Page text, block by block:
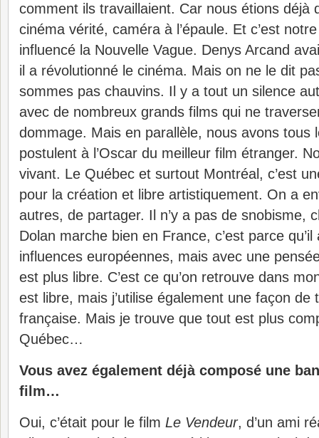
comment ils travaillaient. Car nous étions déjà
cinéma vérité, caméra à l’épaule. Et c’est
influencé la Nouvelle Vague. Denys Arcand
il a révolutionné le cinéma. Mais on ne le dit
sommes pas chauvins. Il y a tout un silence
avec de nombreux grands films qui ne
dommage. Mais en parallèle, nous avons tous
postulent à l’Oscar du meilleur film étranger.
vivant. Le Québec et surtout Montréal, c’est
pour la création et libre artistiquement. On a
autres, de partager. Il n’y a pas de snobisme,
Dolan marche bien en France, c’est parce
influences européennes, mais avec une
est plus libre. C’est ce qu’on retrouve dans
est libre, mais j’utilise également une façon de
française. Mais je trouve que tout est plus
Québec…
Vous avez également déjà composé une
film…
Oui, c’était pour le film Le Vendeur, d’un ami